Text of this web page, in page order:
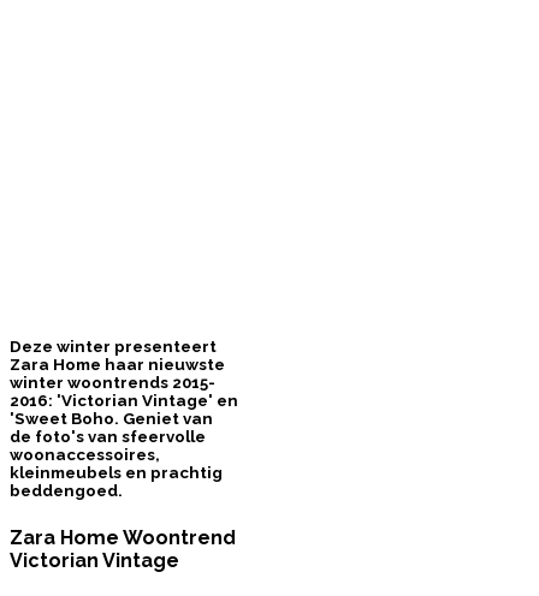
Deze winter presenteert
Zara Home haar nieuwste
winter woontrends 2015-
2016: 'Victorian Vintage' en
'Sweet Boho. Geniet van
de foto's van sfeervolle
woonaccessoires,
kleinmeubels en prachtig
beddengoed.
Zara Home Woontrend
Victorian Vintage